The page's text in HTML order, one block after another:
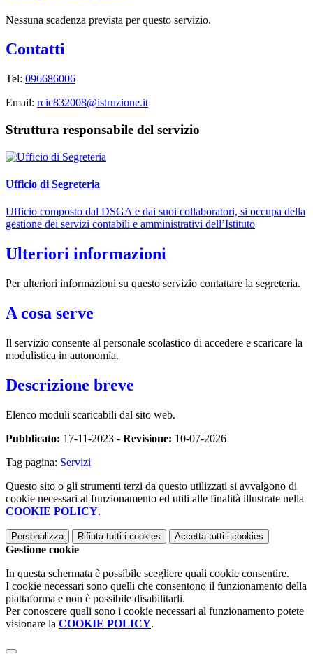
Nessuna scadenza prevista per questo servizio.
Contatti
Tel: 096686006
Email: rcic832008@istruzione.it
Struttura responsabile del servizio
Ufficio di Segreteria
Ufficio composto dal DSGA e dai suoi collaboratori, si occupa della
gestione dei servizi contabili e amministrativi dell’Istituto
Ulteriori informazioni
Per ulteriori informazioni su questo servizio contattare la segreteria.
A cosa serve
Il servizio consente al personale scolastico di accedere e scaricare la
modulistica in autonomia.
Descrizione breve
Elenco moduli scaricabili dal sito web.
Pubblicato: 17-11-2023 - Revisione: 10-07-2026
Tag pagina: Servizi
Questo sito o gli strumenti terzi da questo utilizzati si avvalgono di
cookie necessari al funzionamento ed utili alle finalità illustrate nella
COOKIE POLICY.
Personalizza Rifiuta tutti i cookies Accetta tutti i cookies
Gestione cookie
In questa schermata è possibile scegliere quali cookie consentire.
I cookie necessari sono quelli che consentono il funzionamento della
piattaforma e non è possibile disabilitarli.
Per conoscere quali sono i cookie necessari al funzionamento potete
visionare la COOKIE POLICY.